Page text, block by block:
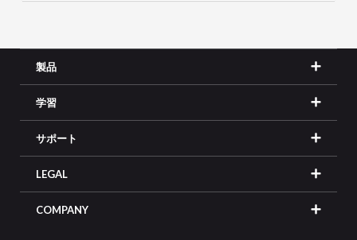
製品
学習
サポート
LEGAL
COMPANY